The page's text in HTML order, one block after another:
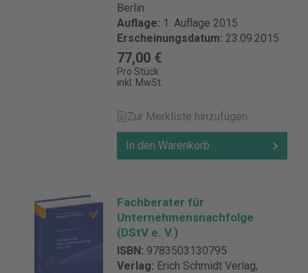
Berlin
Auflage: 1. Auflage 2015
Erscheinungsdatum: 23.09.2015
77,00 €
Pro Stück
inkl. MwSt.
Zur Merkliste hinzufügen
In den Warenkorb
Fachberater für
Unternehmensnachfolge
(DStV e. V.)
ISBN: 9783503130795
Verlag: Erich Schmidt Verlag,